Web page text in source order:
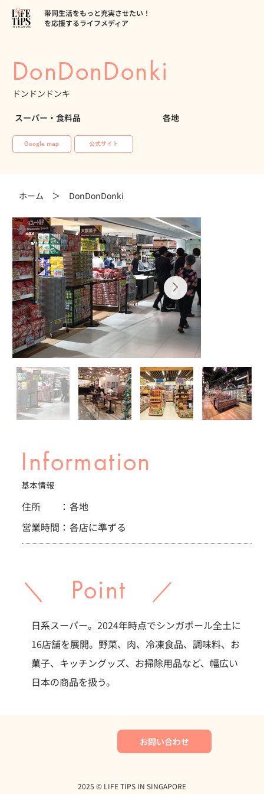
帯同生活をもっと充実させたい！
を応援するライフメディア
DonDonDonki
ドンドンドンキ
スーパー・食料品 各地
Google map 公式サイト
ホーム ＞ DonDonDonki
Information
基本情報
住所 ： 各地
営業時間： 各店に準ずる
＼ Point ／
日系スーパー。2024年時点でシンガポール全土に
16店舗を展開。野菜、肉、冷凍食品、調味料、お
菓子、キッチングッズ、お掃除用品など、幅広い
日本の商品を扱う。
2025 ©︎ LIFE TIPS IN SINGAPORE
お問い合わせ